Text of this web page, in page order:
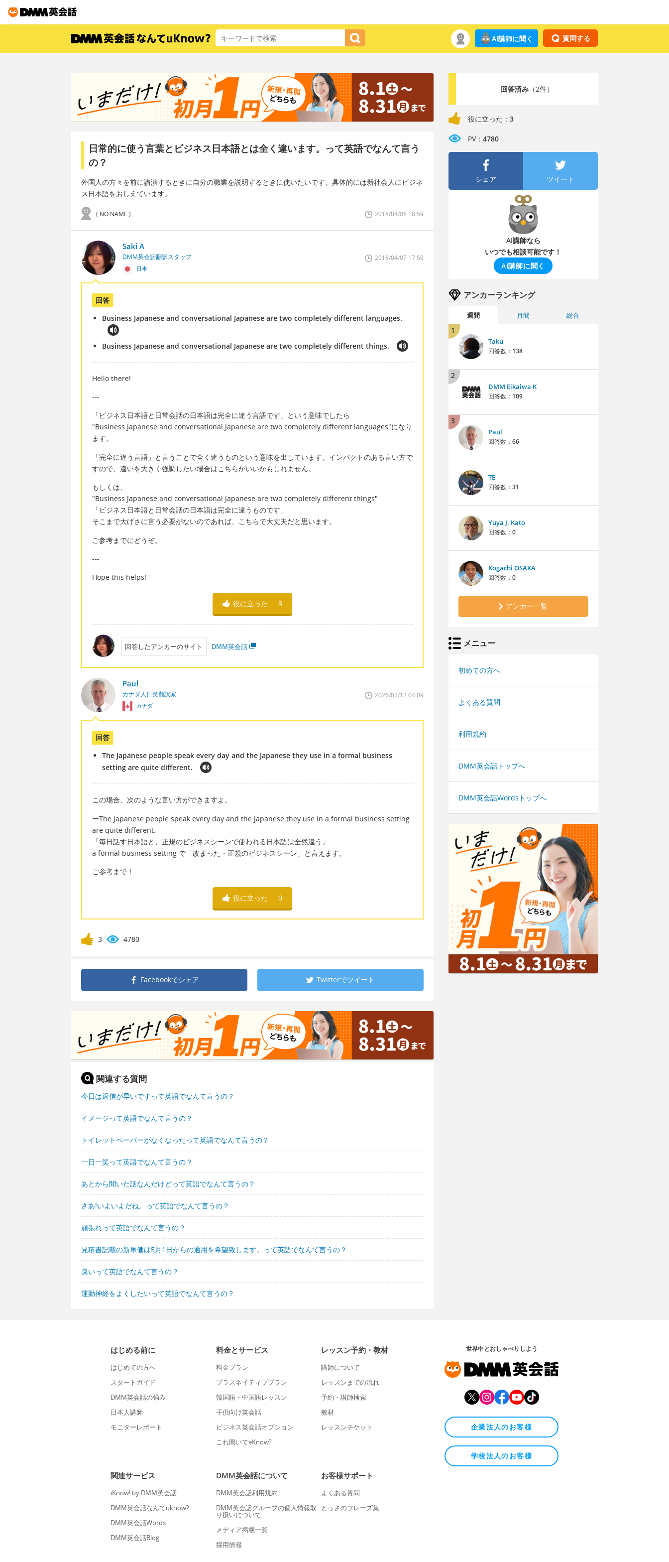
質問する
AI講師に聞く
日常的に使う言葉とビジネス日本語とは全く違います。って英語でなんて言う
の？
外国人の方々を前に講演するときに自分の職業を説明するときに使いたいです。具体的には新社会人にビジネ
ス日本語をおしえています。
( NO NAME ) 2018/04/06 18:59
Saki A
DMM英会話翻訳スタッフ
日本
2018/04/07 17:59
回答
Business Japanese and conversational Japanese are two completely different languages.
Business Japanese and conversational Japanese are two completely different things.
Hello there!
---
「ビジネス日本語と日常会話の日本語は完全に違う言語です」という意味でしたら
"Business Japanese and conversational Japanese are two completely different languages"になり
ます。
「完全に違う言語」と言うことで全く違うものという意味を出しています。インパクトのある言い方で
すので、違いを大きく強調したい場合はこちらがいいかもしれません。
もしくは、
"Business Japanese and conversational Japanese are two completely different things"
「ビジネス日本語と日常会話の日本語は完全に違うものです」
そこまで大げさに言う必要がないのであれば、こちらで大丈夫だと思います。
ご参考までにどうぞ。
---
Hope this helps!
役に立った 3
回答したアンカーのサイト DMM英会話
Paul
カナダ人日英翻訳家
カナダ
2026/07/12 04:09
回答
The Japanese people speak every day and the Japanese they use in a formal business
setting are quite different.
この場合、次のような言い方ができますよ。
ーThe Japanese people speak every day and the Japanese they use in a formal business setting
are quite different.
「毎日話す日本語と、正規のビジネスシーンで使われる日本語は全然違う」
a formal business setting で「改まった・正規のビジネスシーン」と言えます。
ご参考まで！
役に立った 0
3 4780
Facebookでシェア Twitterでツイート
関連する質問
今日は返信が早いですって英語でなんて言うの？
イメージって英語でなんて言うの？
トイレットペーパーがなくなったって英語でなんて言うの？
一日一笑って英語でなんて言うの？
あとから聞いた話なんだけどって英語でなんて言うの？
さあ!いよいよだね。って英語でなんて言うの？
頑張れって英語でなんて言うの？
見積書記載の新単価は5月1日からの適用を希望致します。って英語でなんて言うの？
臭いって英語でなんて言うの？
運動神経をよくしたいって英語でなんて言うの？
回答済み（2件）
役に立った： 3
PV： 4780
シェア ツイート
AI講師なら
いつでも相談可能です！
AI講師に聞く
アンカーランキング
週間 月間 総合
1
Taku
回答数： 138
2
DMM Eikaiwa K
回答数： 109
3
Paul
回答数： 66
TE
回答数： 31
Yuya J. Kato
回答数： 0
Kogachi OSAKA
回答数： 0
アンカー一覧
メニュー
初めての方へ
よくある質問
利用規約
DMM英会話トップへ
DMM英会話Wordsトップへ
はじめる前に
はじめての方へ
スタートガイド
DMM英会話の強み
日本人講師
モニターレポート
料金とサービス
料金プラン
プラスネイティブプラン
韓国語・中国語レッスン
子供向け英会話
ビジネス英会話オプション
これ聞いてeKnow?
レッスン予約・教材
講師について
レッスンまでの流れ
予約・講師検索
教材
レッスンチケット
関連サービス
iKnow! by DMM英会話
DMM英会話なんてuknow?
DMM英会話Words
DMM英会話Blog
DMM英会話について
DMM英会話利用規約
DMM英会話グループの個人情報取
り扱いについて
メディア掲載一覧
採用情報
お客様サポート
よくある質問
とっさのフレーズ集
世界中とおしゃべりしよう
企業法人のお客様
学校法人のお客様